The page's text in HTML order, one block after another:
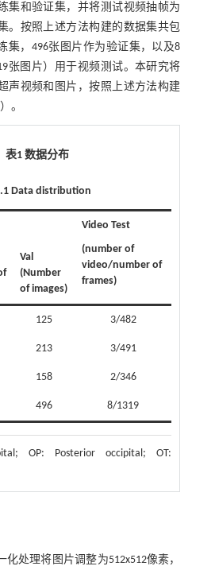
集和验证集，并将测试视频抽帧为
。按照上述方法构建的数据集共包
集，496张图片作为验证集，以及8
张图片）用于视频测试。本研究将
声视频和图片，按照上述方法构建
）。
表1 数据分布
Data distribution
Val
(Number
of images)
Video Test
(number of
video/number of
frames)
125 3/482
213 3/491
158 2/346
496 8/1319
OP: Posterior occipital; OT:
处理将图片调整为512x512像素，